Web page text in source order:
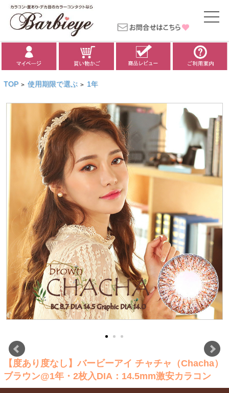
TOP > 使用期限で選ぶ > 1年
【度あり度なし】バービーアイ チャチャ（Chacha）
ブラウン@1年・2枚入DIA：14.5mm激安カラコン